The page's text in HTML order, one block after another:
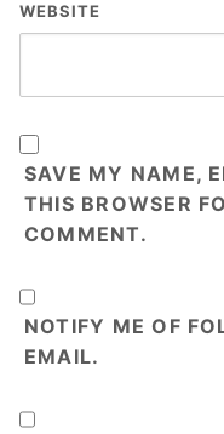
WEBSITE
SAVE MY NAME,
THIS BROWSER
COMMENT.
NOTIFY ME OF
EMAIL.